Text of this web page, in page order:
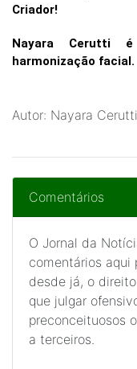
Criador!
Nayara Cerutti
harmonização facial.
Autor: Nayara Cerutti
Comentários
O Jornal da
comentários aqui
desde já, o
que julgar
preconceituosos
a terceiros.